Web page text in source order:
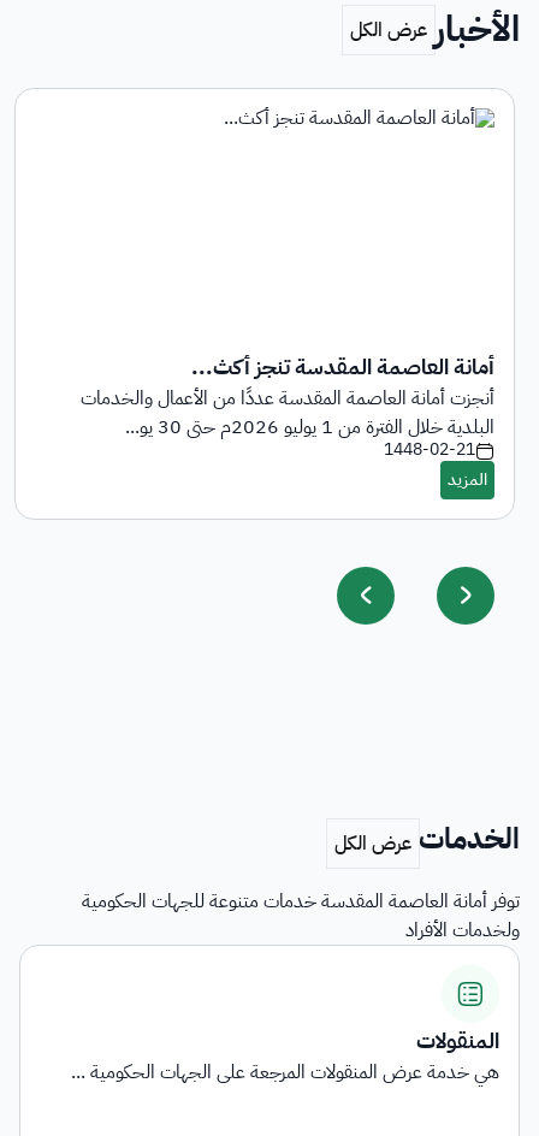
الأخبار
أمانة العاصمة المقدسة تنجز أكث...
أنجزت أمانة العاصمة المقدسة عددًا من الأعمال والخدمات
البلدية خلال الفترة من 1 يوليو 2026م حتى 30 يو...
1448-02-21
الخدمات
توفر أمانة العاصمة المقدسة خدمات متنوعة للجهات الحكومية
ولخدمات الأفراد
على الجهات الحكومية ... توفر الخدمة معلومات